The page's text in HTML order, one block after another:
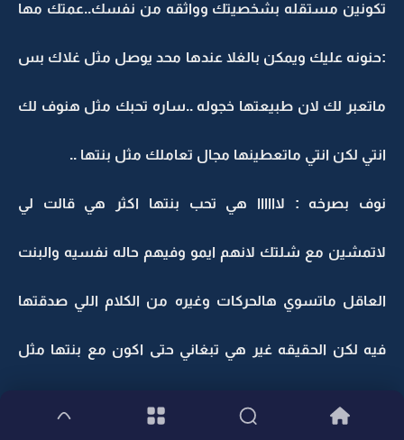
تكونين مستقله بشخصيتك وواثقه من نفسك..عمتك مها
:حنونه عليك ويمكن بالغلا عندها محد يوصل مثل غلاك بس
ماتعبر لك لان طبيعتها خجوله ..ساره تحبك مثل هنوف لك
انتي لكن انتي ماتعطينها مجال تعاملك مثل بنتها ..
نوف بصرخه : لاااااا هي تحب بنتها اكثر هي قالت لي
لاتمشين مع شلتك لانهم ايمو وفيهم حاله نفسيه والبنت
العاقل ماتسوي هالحركات وغيره من الكلام اللي صدقتها
فيه لكن الحقيقه غير هي تبغاني حتى اكون مع بنتها مثل